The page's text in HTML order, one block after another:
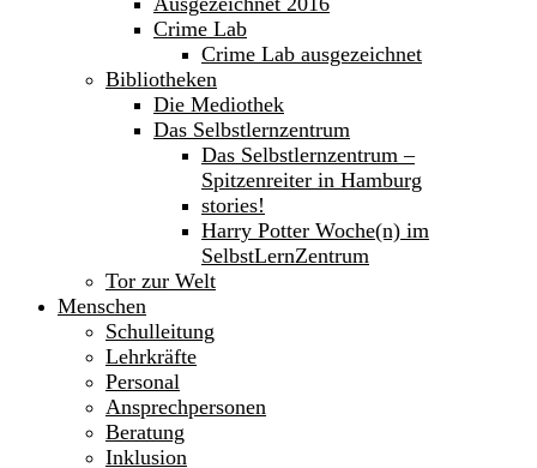
Crime Lab
Crime Lab ausgezeichnet
Bibliotheken
Die Mediothek
Das Selbstlernzentrum
Das Selbstlernzentrum –
Spitzenreiter in Hamburg
stories!
Harry Potter Woche(n) im
SelbstLernZentrum
Tor zur Welt
Menschen
Schulleitung
Lehrkräfte
Personal
Ansprechpersonen
Beratung
Inklusion